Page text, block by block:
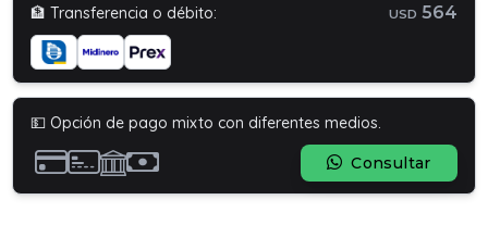
🏦 Transferencia o débito: USD 564
💵 Opción de pago mixto con diferentes medios.
Consultar